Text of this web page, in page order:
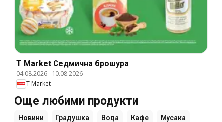
T Market Cедмична брошура
04.08.2026- 10.08.2026
T Market
Още любими продукти
Новини Градушка Вода Кафе Мусака